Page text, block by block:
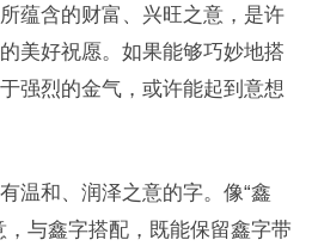
蕴含的财富、兴旺之意，是许
美好祝愿。如果能够巧妙地搭
强烈的金气，或许能起到意想
温和、润泽之意的字。像“鑫
，与鑫字搭配，既能保留鑫字带